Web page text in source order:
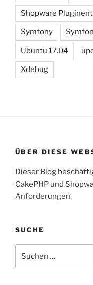
Shopware
Symfony
Ubuntu 17.04
Xdebug
ÜBER DIESE
Dieser Blog
CakePHP und
Anforderungen.
SUCHE
nach: